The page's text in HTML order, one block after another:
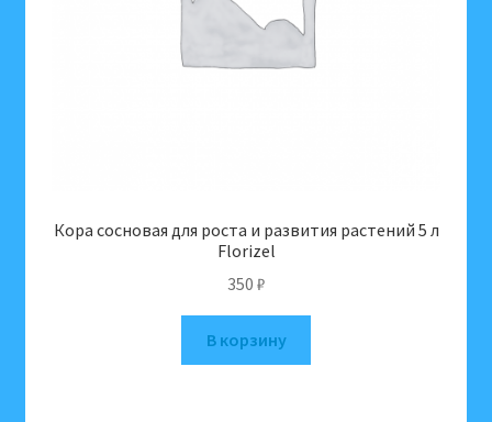
Кора сосновая для роста и развития растений 5 л
Florizel
350 ₽
В корзину